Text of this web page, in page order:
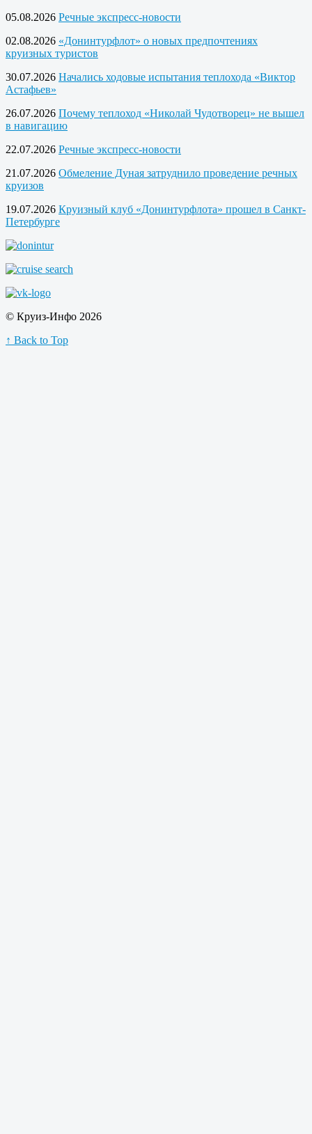
05.08.2026 Речные экспресс-новости
02.08.2026 «Донинтурфлот» о новых предпочтениях
круизных туристов
30.07.2026 Начались ходовые испытания теплохода «Виктор
Астафьев»
26.07.2026 Почему теплоход «Николай Чудотворец» не вышел
в навигацию
22.07.2026 Речные экспресс-новости
21.07.2026 Обмеление Дуная затруднило проведение речных
круизов
19.07.2026 Круизный клуб «Донинтурфлота» прошел в Санкт-
Петербурге
© Круиз-Инфо 2026
↑ Back to Top